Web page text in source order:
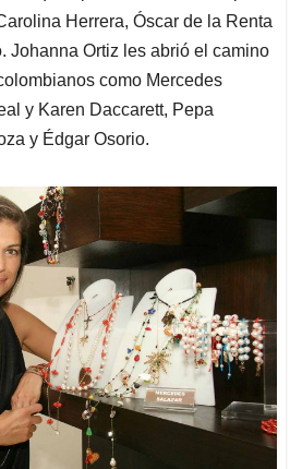
Herrera, Óscar de la Renta
Johanna Ortiz les abrió el camino
como Mercedes
y Karen Daccarett, Pepa
y Édgar Osorio.